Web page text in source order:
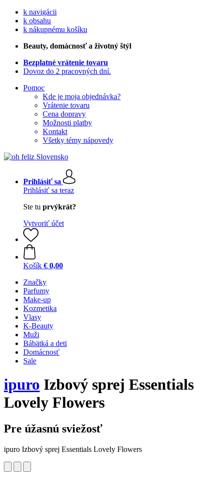
k navigácii
k obsahu
k nákupnému košíku
Beauty, domácnosť a životný štýl
Bezplatné vrátenie tovaru
Dovoz do 2 pracovných dní.
Pomoc
Kde je moja objednávka?
Vrátenie tovaru
Cena dopravy
Možnosti platby
Kontakt
Všetky témy nápovedy
Prihlásiť sa
Prihlásiť sa teraz
Ste tu prvýkrát?
Vytvoriť účet
Košík € 0,00
Značky
Parfumy
Make-up
Kozmetika
Vlasy
K-Beauty
Muži
Bábätká a deti
Domácnosť
Sale
ipuro Izbový sprej Essentials
Lovely Flowers
Pre úžasnú sviežosť
ipuro Izbový sprej Essentials Lovely Flowers